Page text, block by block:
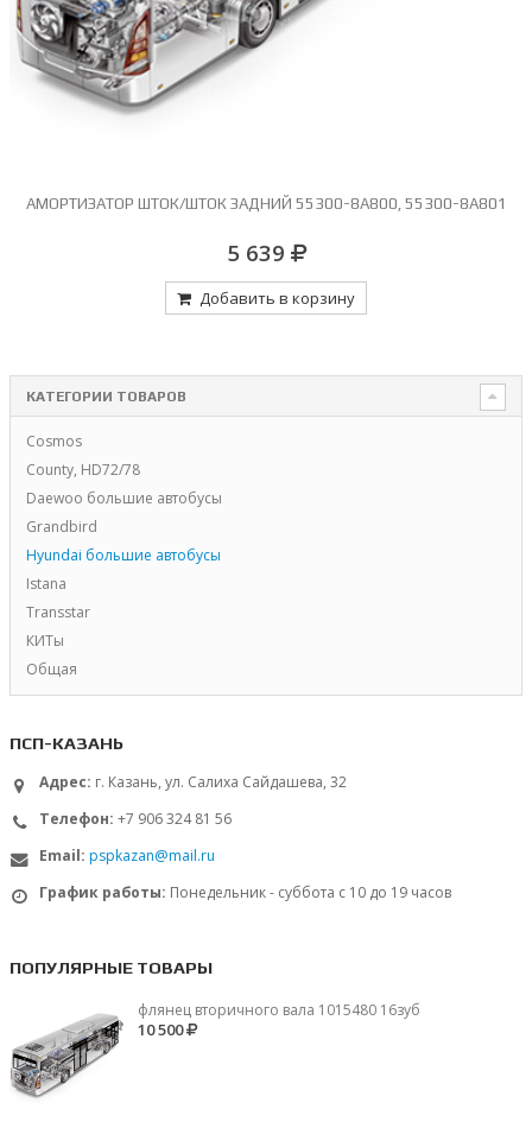
АМОРТИЗАТОР ШТОК/ШТОК ЗАДНИЙ 55300-8A800, 55300-8A801
5 639
Добавить в корзину
КАТЕГОРИИ ТОВАРОВ
Cosmos
County, HD72/78
Daewoo большие автобусы
Grandbird
Hyundai большие автобусы
Istana
Transstar
КИТы
Общая
ПСП-КАЗАНЬ
Адрес: г. Казань, ул. Салиха Сайдашева, 32
Телефон: +7 906 324 81 56
Email: pspkazan@mail.ru
График работы: Понедельник - суббота с 10 до 19 часов
ПОПУЛЯРНЫЕ ТОВАРЫ
флянец вторичного вала 1015480 16зуб
10 500